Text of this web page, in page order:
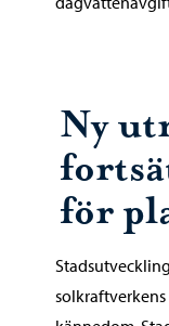
Ny
för